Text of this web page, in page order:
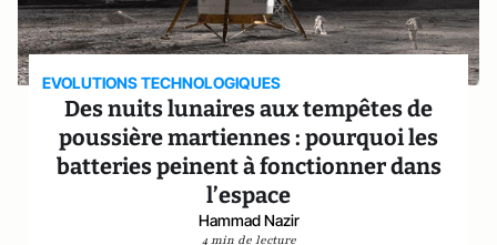
EVOLUTIONS TECHNOLOGIQUES
Des nuits lunaires aux tempêtes de
poussière martiennes : pourquoi les
batteries peinent à fonctionner dans
l’espace
Hammad Nazir
4 min de lecture